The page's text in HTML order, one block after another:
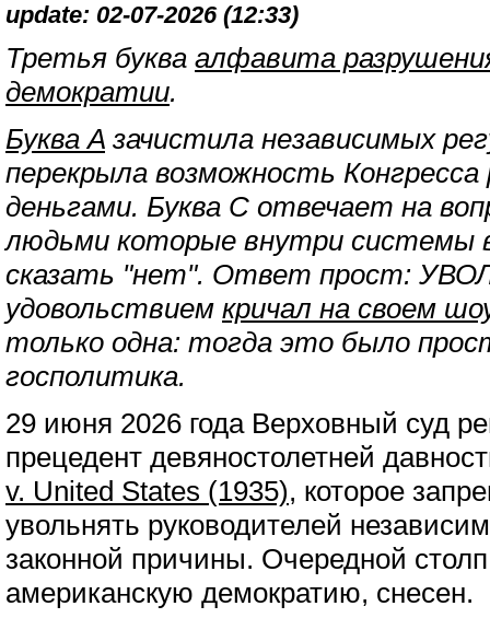
update: 02-07-2026 (12:33)
Третья буква алфавита
демократии.
Буква A зачистила независимых
перекрыла возможность
деньгами. Буква C отвечает на
людьми которые внутри
сказать "нет". Ответ прост:
удовольствием кричал на своем
только одна: тогда это было
госполитика.
29 июня 2026 года Верховный суд
прецедент девяностолетней
v. United States (1935), которое
увольнять руководителей
законной причины. Очередной
американскую демократию, снесен.